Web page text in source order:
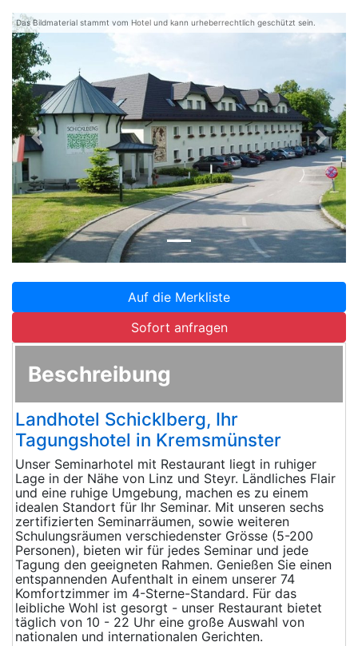
Das Bildmaterial stammt vom Hotel und kann urheberrechtlich geschützt sein.
Zurück
Auf die Merkliste
Sofort anfragen
Beschreibung
Landhotel Schicklberg, Ihr
Tagungshotel in Kremsmünster
Unser Seminarhotel mit Restaurant liegt in ruhiger
Lage in der Nähe von Linz und Steyr. Ländliches Flair
und eine ruhige Umgebung, machen es zu einem
idealen Standort für Ihr Seminar. Mit unseren sechs
zertifizierten Seminarräumen, sowie weiteren
Schulungsräumen verschiedenster Grösse (5-200
Personen), bieten wir für jedes Seminar und jede
Tagung den geeigneten Rahmen. Genießen Sie einen
entspannenden Aufenthalt in einem unserer 74
Komfortzimmer im 4-Sterne-Standard. Für das
leibliche Wohl ist gesorgt - unser Restaurant bietet
täglich von 10 - 22 Uhr eine große Auswahl von
nationalen und internationalen Gerichten.